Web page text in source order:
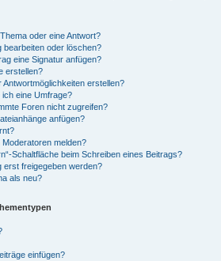
oder eine Antwort?
bearbeiten oder löschen?
eine Signatur anfügen?
erstellen?
erstellen?
eine Umfrage?
Foren nicht zugreifen?
anfügen?
melden?
Schaltfläche beim Schreiben eines Beitrags?
erst freigegeben werden?
als neu?
einfügen?